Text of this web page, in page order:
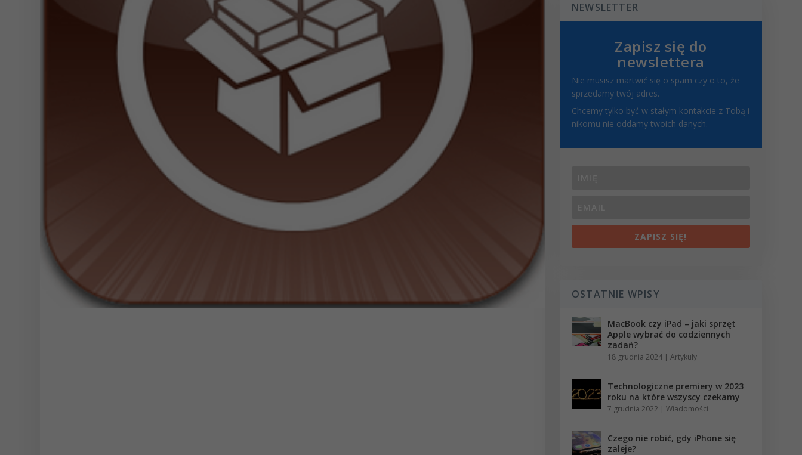
NEWSLETTER
Zapisz się do
newslettera
Nie musisz martwić się o spam czy o to, że
sprzedamy twój adres.
Chcemy tylko być w stałym kontakcie z Tobą i
nikomu nie oddamy twoich danych.
ZAPISZ SIĘ!
OSTATNIE WPISY
MacBook czy iPad – jaki sprzęt
Apple wybrać do codziennych
zadań?
18 grudnia 2024 | Artykuły
Technologiczne premiery w 2023
roku na które wszyscy czekamy
7 grudnia 2022 | Wiadomości
Czego nie robić, gdy iPhone się
zaleje?